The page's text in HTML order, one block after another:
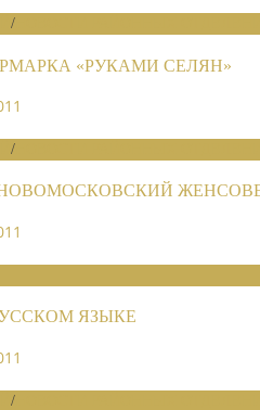
/
«РУКАМИ СЕЛЯН»
/
ЯЗЫКЕ
/